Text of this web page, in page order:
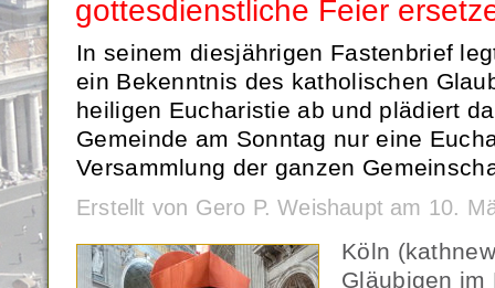
gottesdienstliche Feier
In seinem diesjährigen Fastenbrief
ein Bekenntnis des katholischen
heiligen Eucharistie ab und plädiert
Gemeinde am Sonntag nur eine
Versammlung der ganzen
Erstellt von Gero P. Weishaupt am 10.
Köln
Gläubigen im